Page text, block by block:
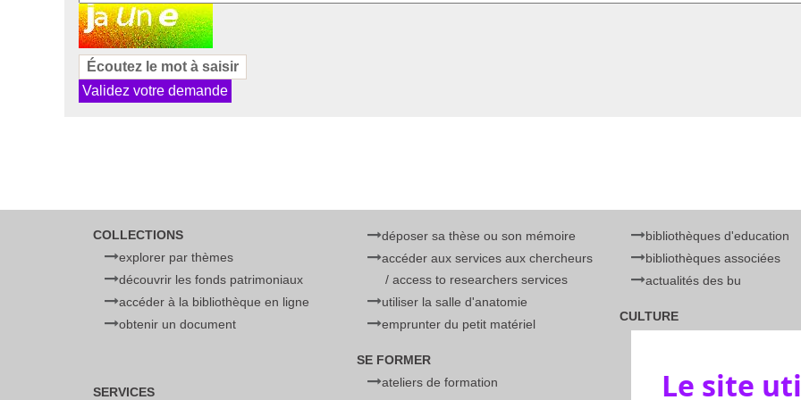
Le site
m
p
o
u
r
Écoutez le mot à saisir
COLLECTIONS
explorer par thèmes
découvrir les fonds patrimoniaux
accéder à la bibliothèque en ligne
obtenir un document
SERVICES
déposer sa thèse ou son mémoire
accéder aux services aux chercheurs
/ access to researchers services
utiliser la salle d'anatomie
emprunter du petit matériel
SE FORMER
ateliers de formation
bibliothèques d'education
bibliothèques associées
actualités des bu
CULTURE
festival science et manga